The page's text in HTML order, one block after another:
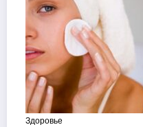
Здоровье